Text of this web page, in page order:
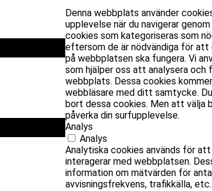
Denna webbplats använder
upplevelse när du navigerar
cookies som kategoriseras som
eftersom de är nödvändiga för att
på webbplatsen ska fungera. Vi
som hjälper oss att analysera och
webbplats. Dessa cookies
webbläsare med ditt samtycke.
bort dessa cookies. Men att välja
påverka din surfupplevelse.
Analys
Analys
Analytiska cookies används för
interagerar med webbplatsen.
information om mätvärden för
avvisningsfrekvens, trafikkälla, etc.